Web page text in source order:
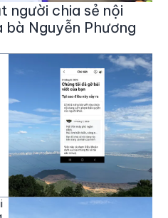
người chia sẻ nội
Nguyễn Phương